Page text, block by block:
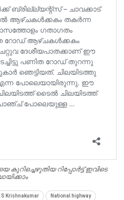
റിപ്പോർട്ട് ഇവിടെ
S Krishnakumar National highway